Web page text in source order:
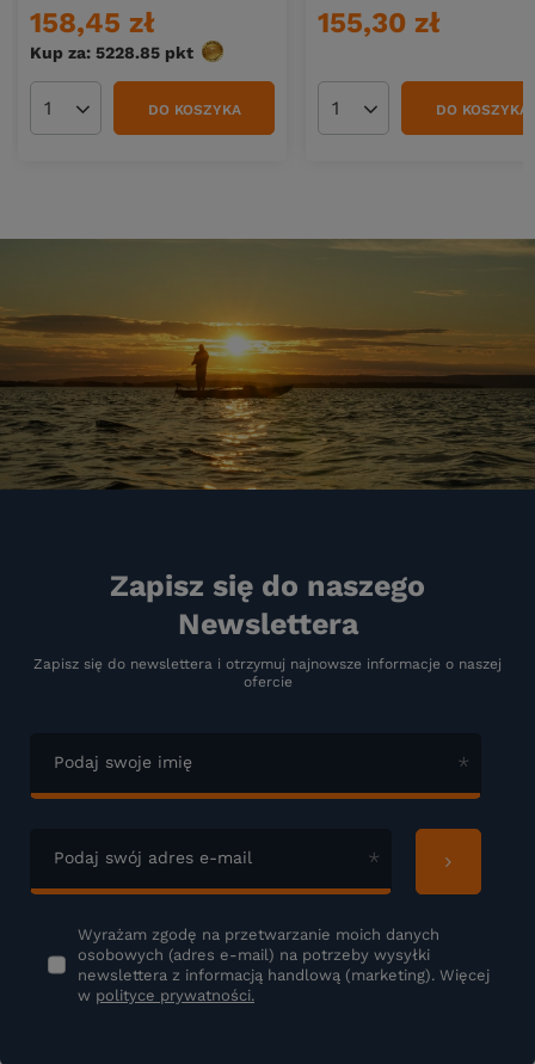
158,45 zł
Kup za: 5228.85 pkt punktów
Ilość produktówDO KOSZYKA
155,30 zł
Ilość produktówDO KOSZYKA
Zapisz się do naszego
Newslettera
Zapisz się do newslettera i otrzymuj najnowsze informacje o naszej
ofercie
Podaj swoje imię
Podaj swój adres e-mail
Wyrażam zgodę na przetwarzanie moich danych
osobowych (adres e-mail) na potrzeby wysyłki
newslettera z informacją handlową (marketing). Więcej
w polityce prywatności.